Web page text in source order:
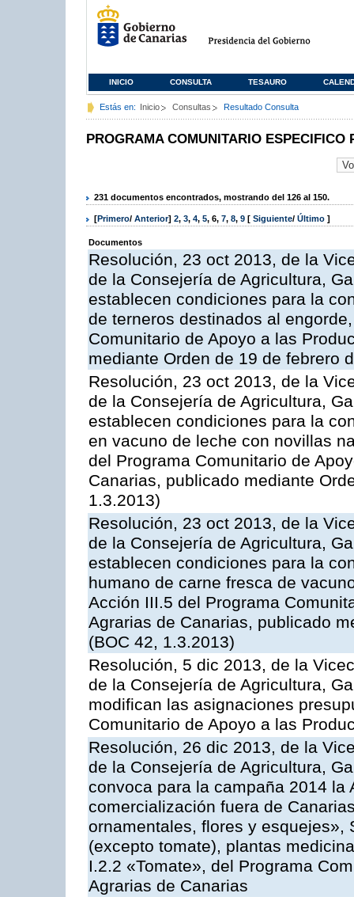
INICIO CONSULTA TESAURO
Estás en: Inicio Consultas Resultado Consulta
PROGRAMA COMUNITARIO ESPECIFICO
231 documentos encontrados, mostrando del 126 al 150.
[Primero/ Anterior] 2, 3, 4, 5, 6, 7, 8, 9 [ Siguiente/ Último ]
Documentos
Resolución, 23 oct 2013, de la
de la Consejería de Agricultura,
establecen condiciones para la
de terneros destinados al
Comunitario de Apoyo a las
mediante Orden de 19 de febrero
Resolución, 23 oct 2013, de la
de la Consejería de Agricultura,
establecen condiciones para la
en vacuno de leche con novillas
del Programa Comunitario de
Canarias, publicado mediante
1.3.2013)
Resolución, 23 oct 2013, de la
de la Consejería de Agricultura,
establecen condiciones para la
humano de carne fresca de
Acción III.5 del Programa
Agrarias de Canarias, publicado
(BOC 42, 1.3.2013)
Resolución, 5 dic 2013, de la
de la Consejería de Agricultura,
modifican las asignaciones
Comunitario de Apoyo a las
Resolución, 26 dic 2013, de la
de la Consejería de Agricultura,
convoca para la campaña 2014 la
comercialización fuera de
ornamentales, flores y esquejes»,
(excepto tomate), plantas
I.2.2 «Tomate», del Programa
Agrarias de Canarias